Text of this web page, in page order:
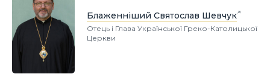
Блаженніший Святослав Шевчук
Отець і Глава Української Греко-Католицької
Церкви